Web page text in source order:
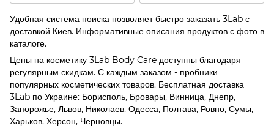
Удобная система поиска позволяет быстро заказать 3Lab с
доставкой Киев. Информативные описания продуктов с фото в
каталоге.
Цены на косметику 3Lab Body Care доступны благодаря
регулярным скидкам. С каждым заказом - пробники
популярных косметических товаров. Бесплатная доставка
3Lab по Украине: Борисполь, Бровары, Винница, Днепр,
Запорожье, Львов, Николаев, Одесса, Полтава, Ровно, Сумы,
Харьков, Херсон, Черновцы.